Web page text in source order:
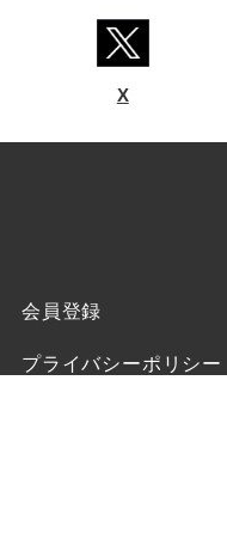
X
会員登録
プライバシーポリシー